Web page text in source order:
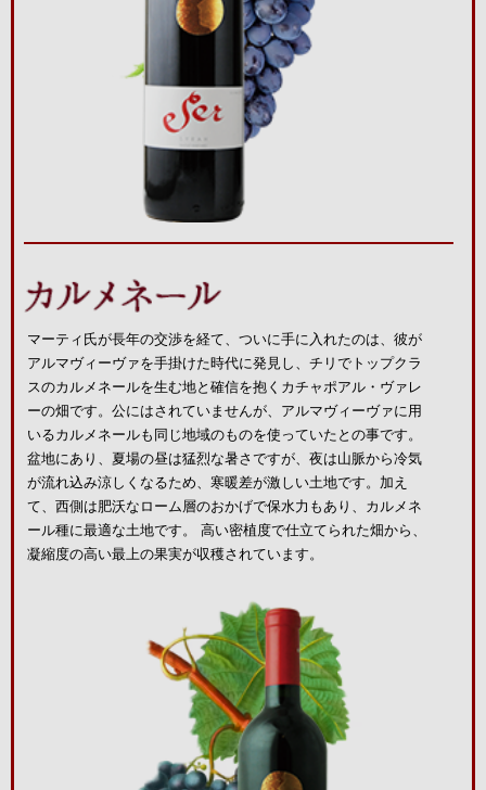
マーティ氏が長年の交渉を経て、ついに手に入れたのは、彼が
アルマヴィーヴァを手掛けた時代に発見し、チリでトップクラ
スのカルメネールを生む地と確信を抱くカチャポアル・ヴァレ
ーの畑です。公にはされていませんが、アルマヴィーヴァに用
いるカルメネールも同じ地域のものを使っていたとの事です。
盆地にあり、夏場の昼は猛烈な暑さですが、夜は山脈から冷気
が流れ込み涼しくなるため、寒暖差が激しい土地です。加え
て、西側は肥沃なローム層のおかげで保水力もあり、カルメネ
ール種に最適な土地です。 高い密植度で仕立てられた畑から、
凝縮度の高い最上の果実が収穫されています。